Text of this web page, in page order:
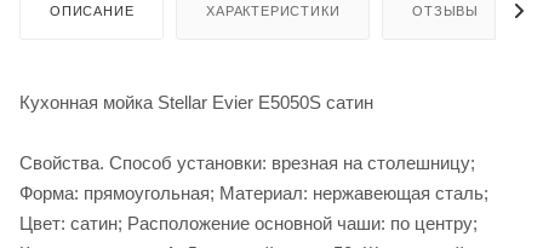
ОПИСАНИЕ ХАРАКТЕРИСТИКИ ОТЗЫВЫ
Кухонная мойка Stellar Evier E5050S сатин
Свойства. Способ установки: врезная на столешницу;
Форма: прямоугольная; Материал: нержавеющая сталь;
Цвет: сатин; Расположение основной чаши: по центру;